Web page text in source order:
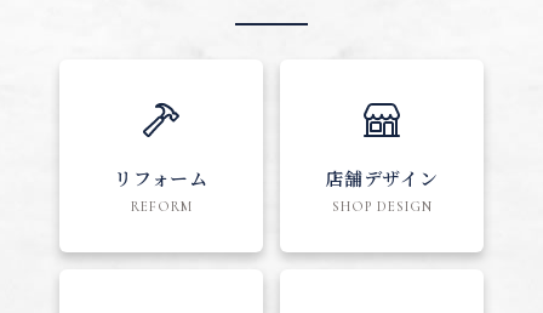
リフォーム
REFORM
店舗デザイン
SHOP DESIGN